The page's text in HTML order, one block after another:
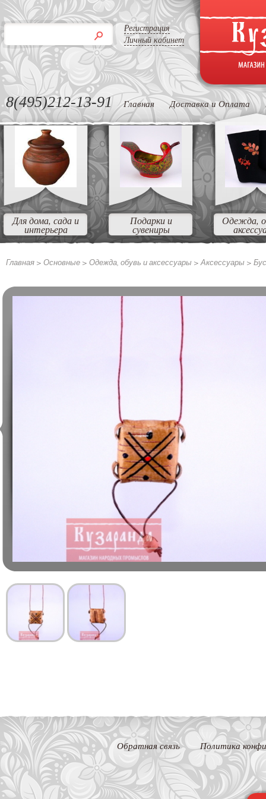
Регистрация
Личный кабинет
8(495)212-13-91 Главная Доставка и Оплата
Для дома, сада и
интерьера
Подарки и
сувениры
Одежда,
Главная > Основные > Одежда, обувь и аксессуары >Аксессуары >
Обратная связь Политика